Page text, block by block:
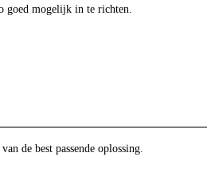
goed mogelijk in te richten.
de best passende oplossing.